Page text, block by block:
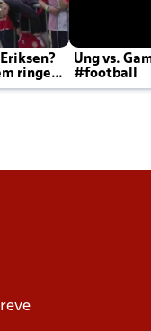
ringer
Ung vs.
#football